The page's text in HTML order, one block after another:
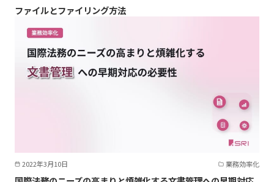
ファイルとファイリング方法
2022年3月10日 業務効率化